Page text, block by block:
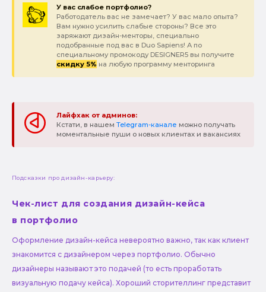
У вас слабое портфолио?
Работодатель вас не замечает? У вас мало опыта?
Вам нужно усилить слабые стороны? Все это
заряжают дизайн-менторы, специально
подобранные под вас в Duo Sapiens! А по
специальному промокоду DESIGNER5 вы получите
скидку 5% на любую программу менторинга
Лайфхак от админов:
Кстати, в нашем Telegram-канале можно получать
моментальные пуши о новых клиентах и вакансиях
Подсказки про дизайн-карьеру:
Чек-лист для создания дизайн-кейса
в портфолио
Оформление дизайн-кейса невероятно важно, так как клиент
знакомится с дизайнером через портфолио. Обычно
дизайнеры называют это подачей (то есть проработать
визуальную подачу кейса). Хороший сторителлинг представит